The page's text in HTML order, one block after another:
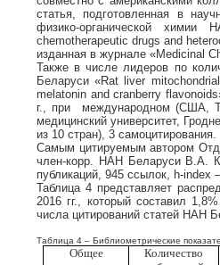
статья, подготовленная в
физико-органической
chemotherapeutic drugs and
изданная в журнале «Medicinal
Также в числе лидеров по
Беларуси «Rat liver mitochondrial
melatonin and cranberry flavonoids
г., при международном (США,
медицинский университет,
из 10 стран), 3 самоцитирования.
Самым цитируемым автором
член-корр. НАН Беларуси В.А.
публикаций, 945 ссылок, h-index
Таблица 4 представляет
2016 гг., который составил
числа цитирований статей НАН
Таблица 4 – Библиометрические
Общее
Количество